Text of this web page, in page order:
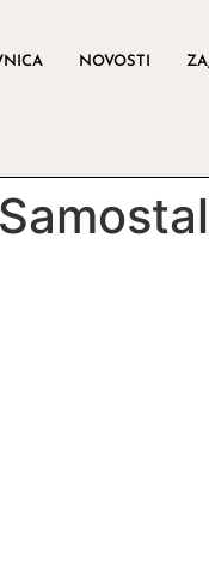
NOVOSTI